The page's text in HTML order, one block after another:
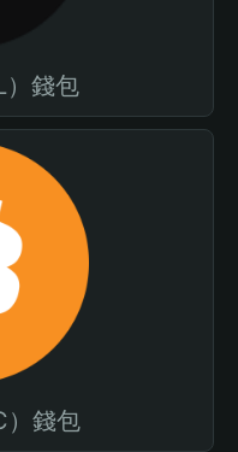
）錢包
）錢包